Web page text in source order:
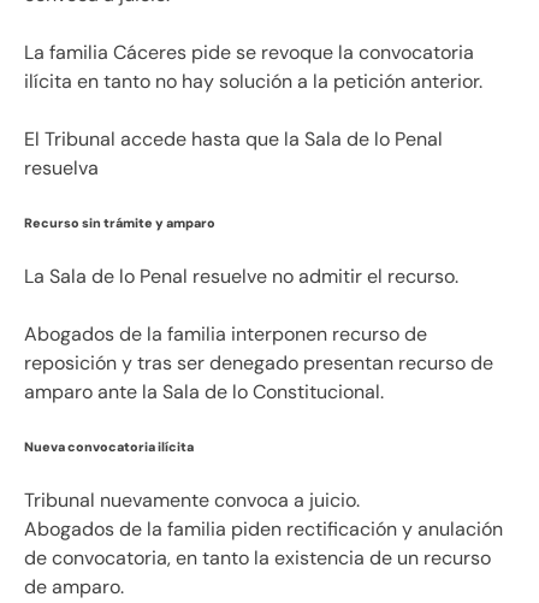
La familia Cáceres pide se revoque la convocatoria
ilícita en tanto no hay solución a la petición anterior.
El Tribunal accede hasta que la Sala de lo Penal
resuelva
Recurso sin trámite y amparo
La Sala de lo Penal resuelve no admitir el recurso.
Abogados de la familia interponen recurso de
reposición y tras ser denegado presentan recurso de
amparo ante la Sala de lo Constitucional.
Nueva convocatoria ilícita
Tribunal nuevamente convoca a juicio.
Abogados de la familia piden rectificación y anulación
de convocatoria, en tanto la existencia de un recurso
de amparo.